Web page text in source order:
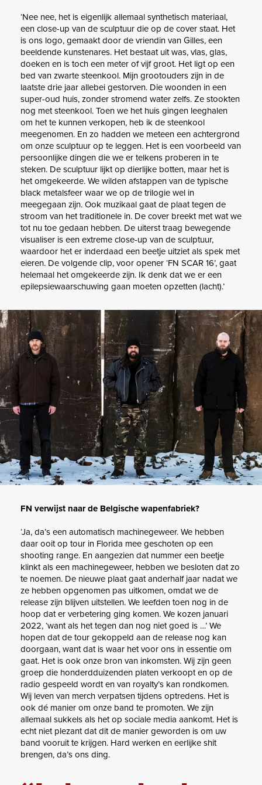
‘Nee nee, het is eigenlijk allemaal synthetisch materiaal,
een close-up van de sculptuur die op de cover staat. Het
is ons logo, gemaakt door de vriendin van Gilles, een
beeldende kunstenares. Het bestaat uit was, vlas, glas,
doeken en is toch een meter of vijf groot. Het ligt op een
bed van zwarte steenkool. Mijn grootouders zijn in de
laatste drie jaar allebei gestorven. Die woonden in een
super-oud huis, zonder stromend water zelfs. Ze stookten
nog met steenkool. Toen we het huis gingen leeghalen
om het te kunnen verkopen, heb ik de steenkool
meegenomen. En zo hadden we meteen een achtergrond
om onze sculptuur op te leggen. Het is een voorbeeld van
persoonlijke dingen die we er telkens proberen in te
steken. De sculptuur lijkt op dierlijke botten, maar het is
het omgekeerde. We wilden afstappen van de typische
black metalsfeer waar we op de trilogie wel in
meegegaan zijn. Ook muzikaal gaat de plaat tegen de
stroom van het traditionele in. De cover breekt met wat we
tot nu toe gedaan hebben. De uiterst traag bewegende
visualiser is een extreme close-up van de sculptuur,
waardoor het er inderdaad een beetje uitziet als spek met
eieren. De volgende clip, voor opener ‘FN SCAR 16’, gaat
helemaal het omgekeerde zijn. Ik denk dat we er een
epilepsiewaarschuwing gaan moeten opzetten (lacht).’
FN verwijst naar de Belgische wapenfabriek?
‘Ja, da’s een automatisch machinegeweer. We hebben
daar ooit op tour in Florida mee geschoten op een
shooting range. En aangezien dat nummer een beetje
klinkt als een machinegeweer, hebben we besloten dat zo
te noemen. De nieuwe plaat gaat anderhalf jaar nadat we
ze hebben opgenomen pas uitkomen, omdat we de
release zijn blijven uitstellen. We leefden toen nog in de
hoop dat er verbetering ging komen. We kozen januari
2022, ‘want als het tegen dan nog niet goed is …’ We
hopen dat de tour gekoppeld aan de release nog kan
doorgaan, want dat is waar het voor ons in essentie om
gaat. Het is ook onze bron van inkomsten. Wij zijn geen
groep die honderdduizenden platen verkoopt en op de
radio gespeeld wordt en van royalty’s kan rondkomen.
Wij leven van merch verpatsen tijdens optredens. Het is
ook dé manier om onze band te promoten. We zijn
allemaal sukkels als het op sociale media aankomt. Het is
echt niet plezant dat dit de manier geworden is om uw
band vooruit te krijgen. Hard werken en eerlijke shit
brengen, da’s ons ding.